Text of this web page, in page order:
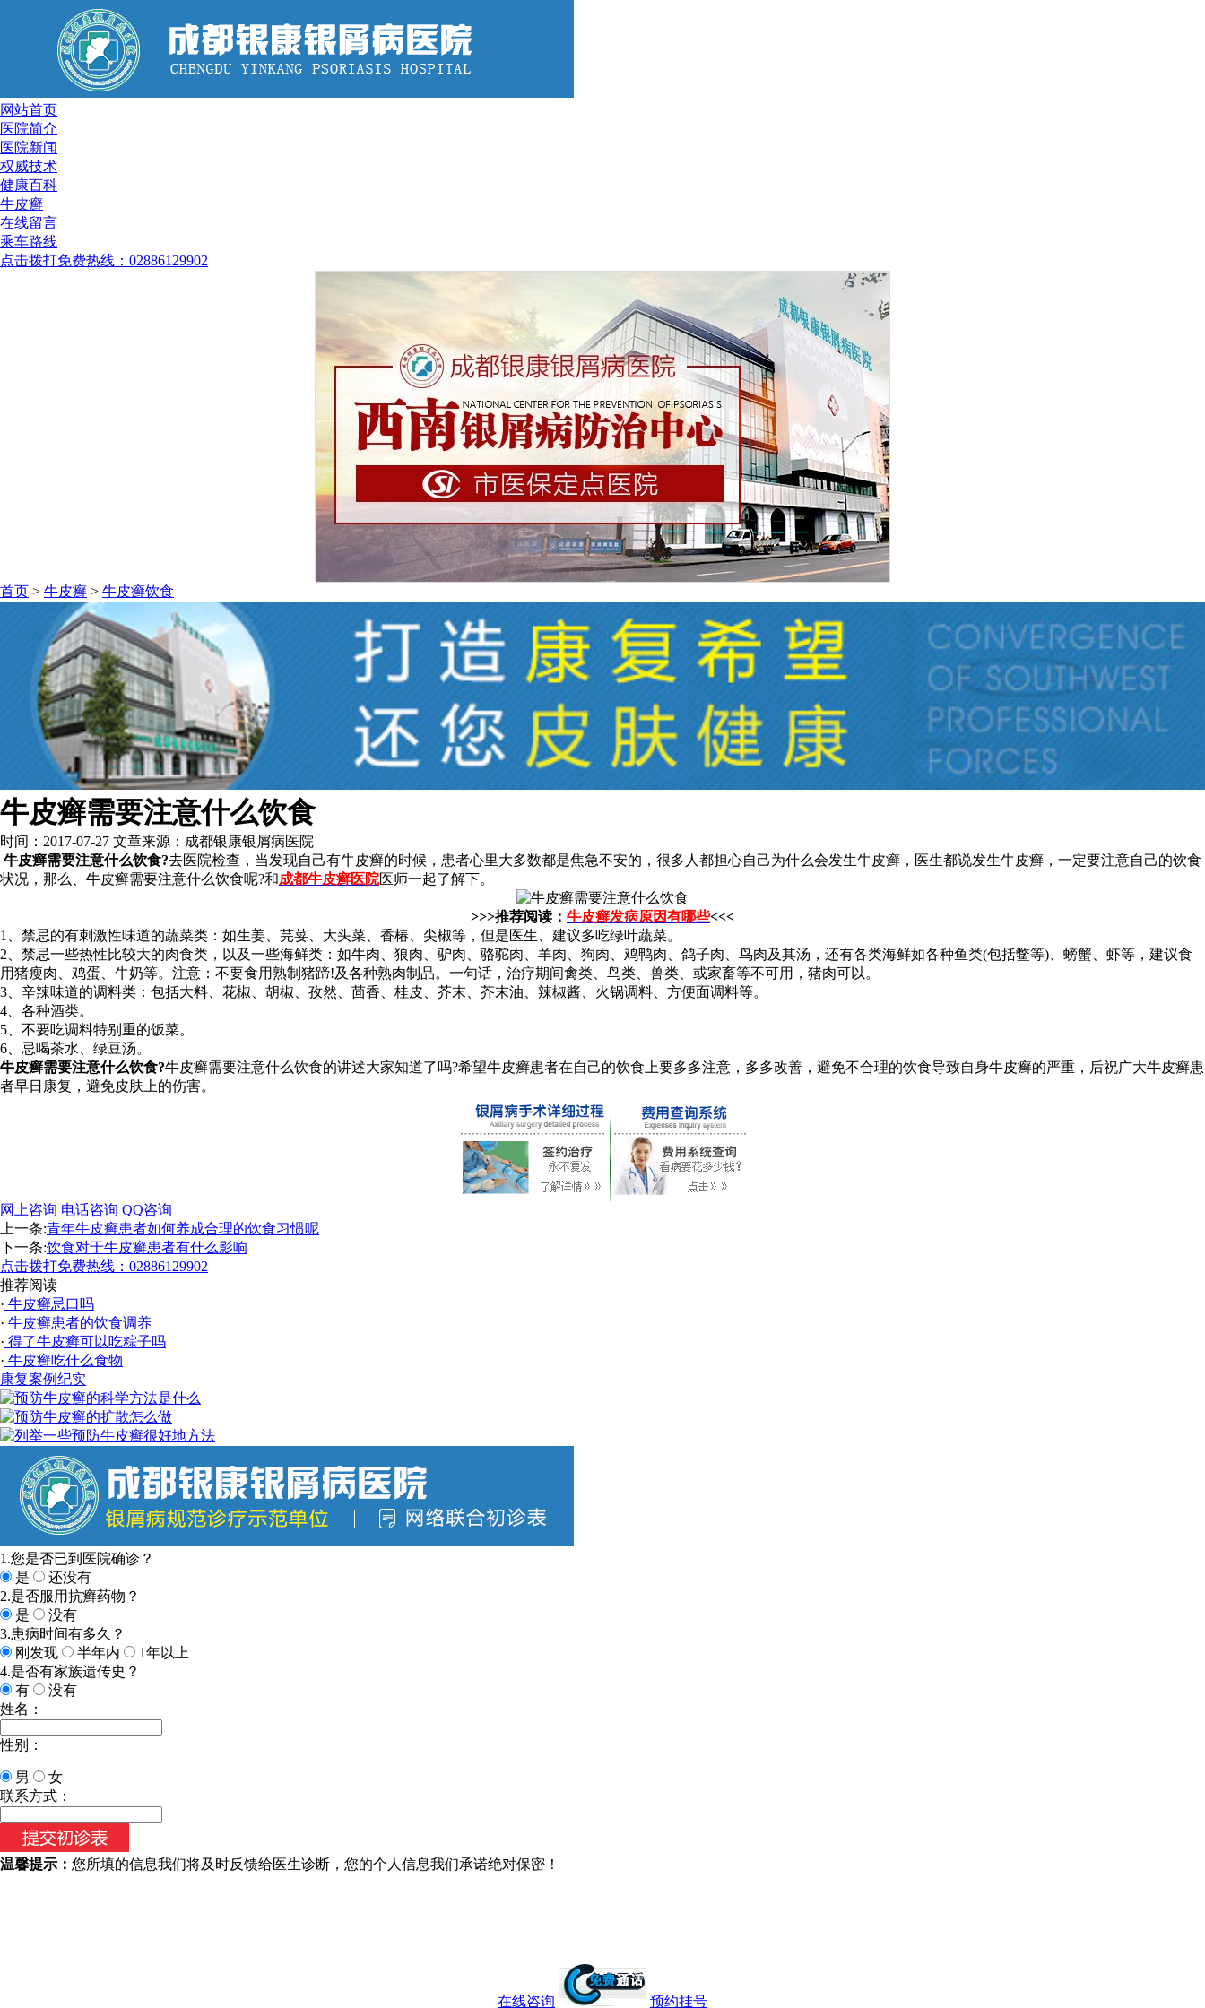
网站首页
医院简介
医院新闻
权威技术
健康百科
牛皮癣
在线留言
乘车路线
点击拨打免费热线：02886129902
首页 > 牛皮癣 > 牛皮癣饮食
牛皮癣需要注意什么饮食
时间：2017-07-27 文章来源：成都银康银屑病医院
牛皮癣需要注意什么饮食?去医院检查，当发现自己有牛皮癣的时候，患者心里大多数都是焦急不安的，很多人都担心自己为什么会发生牛皮癣，医生都说发生牛皮癣，一定要注意自己的饮食
状况，那么、牛皮癣需要注意什么饮食呢?和成都牛皮癣医院医师一起了解下。
>>>推荐阅读： 牛皮癣发病原因有哪些<<<
1、禁忌的有刺激性味道的蔬菜类：如生姜、芫荽、大头菜、香椿、尖椒等，但是医生、建议多吃绿叶蔬菜。
2、禁忌一些热性比较大的肉食类，以及一些海鲜类：如牛肉、狼肉、驴肉、骆驼肉、羊肉、狗肉、鸡鸭肉、鸽子肉、鸟肉及其汤，还有各类海鲜如各种鱼类(包括鳖等)、螃蟹、虾等，建议食
用猪瘦肉、鸡蛋、牛奶等。注意：不要食用熟制猪蹄!及各种熟肉制品。一句话，治疗期间禽类、鸟类、兽类、或家畜等不可用，猪肉可以。
3、辛辣味道的调料类：包括大料、花椒、胡椒、孜然、茴香、桂皮、芥末、芥末油、辣椒酱、火锅调料、方便面调料等。
4、各种酒类。
5、不要吃调料特别重的饭菜。
6、忌喝茶水、绿豆汤。
牛皮癣需要注意什么饮食?牛皮癣需要注意什么饮食的讲述大家知道了吗?希望牛皮癣患者在自己的饮食上要多多注意，多多改善，避免不合理的饮食导致自身牛皮癣的严重，后祝广大牛皮癣患
者早日康复，避免皮肤上的伤害。
网上咨询 电话咨询 QQ咨询
上一条:青年牛皮癣患者如何养成合理的饮食习惯呢
下一条:饮食对于牛皮癣患者有什么影响
点击拨打免费热线：02886129902
推荐阅读
· 牛皮癣忌口吗
· 牛皮癣患者的饮食调养
· 得了牛皮癣可以吃粽子吗
· 牛皮癣吃什么食物
康复案例纪实
1.您是否已到医院确诊？
是
还没有
2.是否服用抗癣药物？
是
没有
3.患病时间有多久？
刚发现
半年内
1年以上
4.是否有家族遗传史？
有
没有
姓名：
性别：
男
女
今天日期：
联系方式：
温馨提示： 您所填的信息我们将及时反馈给医生诊断，您的个人信息我们承诺绝对保密！
在线咨询 预约挂号